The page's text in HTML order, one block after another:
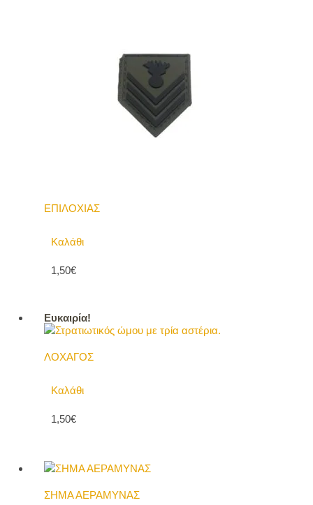
ΕΠΙΛΟΧΙΑΣ
Καλάθι
1,50€
Ευκαιρία!
ΛΟΧΑΓΟΣ
Καλάθι
1,50€
ΣΗΜΑ ΑΕΡΑΜΥΝΑΣ